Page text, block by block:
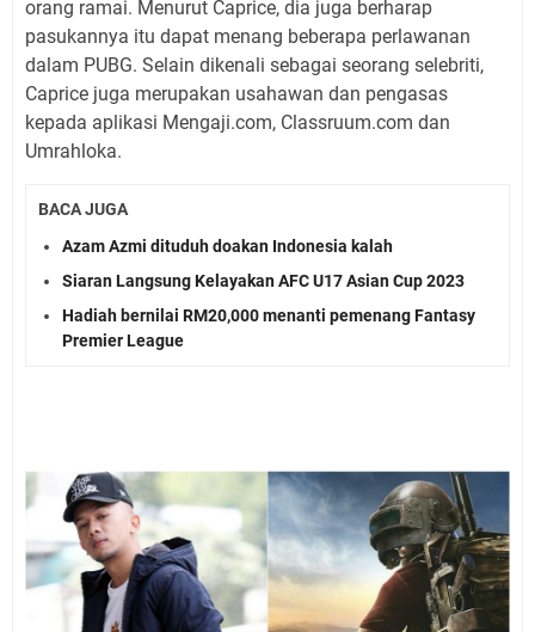
orang ramai. Menurut Caprice, dia juga berharap
pasukannya itu dapat menang beberapa perlawanan
dalam PUBG. Selain dikenali sebagai seorang selebriti,
Caprice juga merupakan usahawan dan pengasas
kepada aplikasi Mengaji.com, Classruum.com dan
Umrahloka.
BACA JUGA
Azam Azmi dituduh doakan Indonesia kalah
Siaran Langsung Kelayakan AFC U17 Asian Cup 2023
Hadiah bernilai RM20,000 menanti pemenang Fantasy
Premier League